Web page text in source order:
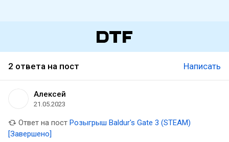
2 ответа на пост Написать
Алексей
21.05.2023
Ответ на пост Розыгрыш Baldur's Gate 3 (STEAM)
[Завершено]